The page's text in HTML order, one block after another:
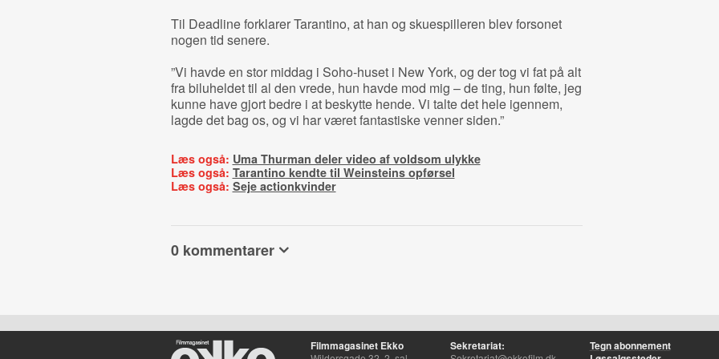
Til Deadline forklarer Tarantino, at han og skuespilleren blev forsonet
nogen tid senere.
”Vi havde en stor middag i Soho-huset i New York, og der tog vi fat på alt
fra biluheldet til al den vrede, hun havde mod mig – de ting, hun følte, jeg
kunne have gjort bedre i at beskytte hende. Vi talte det hele igennem,
lagde det bag os, og vi har været fantastiske venner siden.”
Læs også: Uma Thurman deler video af voldsom ulykke
Læs også: Tarantino kendte til Weinsteins opførsel
Læs også: Seje actionkvinder
0 kommentarer
Filmmagasinet Ekko Sekretariat:
Tegn abonnement